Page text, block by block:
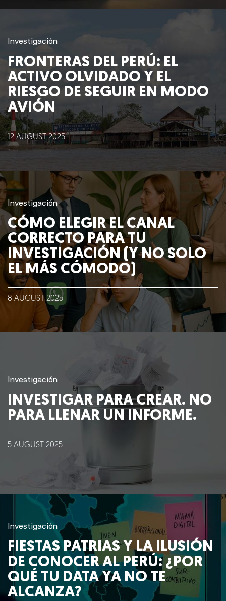
Nosotros
Clientes
Lo que hacemos
Blog
Talento
Investigación
FRONTERAS DEL PERÚ: EL
ACTIVO OLVIDADO Y EL
RIESGO DE SEGUIR EN MODO
AVIÓN
12 AUGUST 2025
Investigación
CÓMO ELEGIR EL CANAL
CORRECTO PARA TU
INVESTIGACIÓN (Y NO SOLO
EL MÁS CÓMODO)
8 AUGUST 2025
Investigación
INVESTIGAR PARA CREAR. NO
PARA LLENAR UN INFORME.
5 AUGUST 2025
Investigación
FIESTAS PATRIAS Y LA ILUSIÓN
DE CONOCER AL PERÚ: ¿POR
QUÉ TU DATA YA NO TE
ALCANZA?